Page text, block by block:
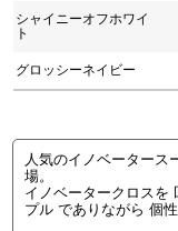
シャイニーオフホワイ
ト
グロッシーネイビー
人気のイノベータース
場。
イノベータークロスを
プル でありながら 個性